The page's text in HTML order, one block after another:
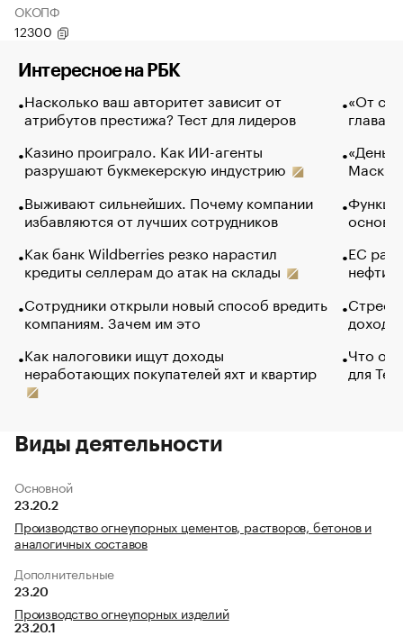
ОКОПФ
12300
Интересное на РБК
Насколько ваш авторитет зависит от
атрибутов престижа? Тест для лидеров
Казино проиграло. Как ИИ-агенты
разрушают букмекерскую индустрию
Выживают сильнейших. Почему компании
избавляются от лучших сотрудников
Как банк Wildberries резко нарастил
кредиты селлерам до атак на склады
Сотрудники открыли новый способ вредить
компаниям. Зачем им это
Как налоговики ищут доходы
неработающих покупателей яхт и квартир
«От
глава
Маск в
основ
ЕС
нефти
Что
для
Виды деятельности
Основной
23.20.2
Производство огнеупорных цементов, растворов, бетонов и
аналогичных составов
Дополнительные
23.20
Производство огнеупорных изделий
23.20.1